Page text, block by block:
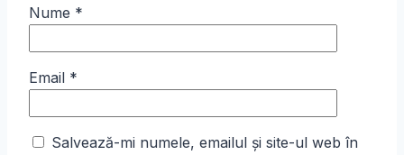
Nume *
Email *
Salvează-mi numele, emailul și site-ul web în